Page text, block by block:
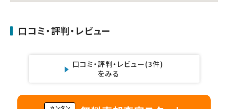
口コミ・評判・レビュー
口コミ・評判・レビュー
をみる
(3件)